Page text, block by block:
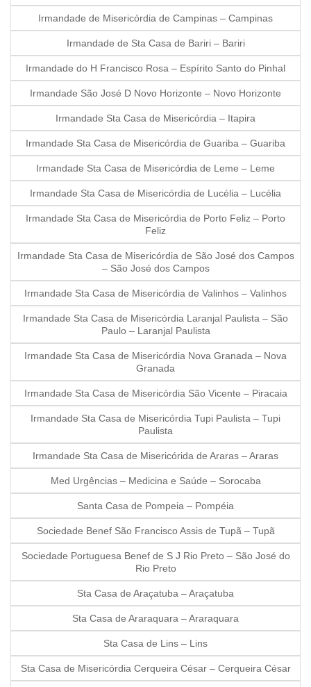
Irmandade de Misericórdia de Campinas – Campinas
Irmandade de Sta Casa de Bariri – Bariri
Irmandade do H Francisco Rosa – Espírito Santo do Pinhal
Irmandade São José D Novo Horizonte – Novo Horizonte
Irmandade Sta Casa de Misericórdia – Itapira
Irmandade Sta Casa de Misericórdia de Guariba – Guariba
Irmandade Sta Casa de Misericórdia de Leme – Leme
Irmandade Sta Casa de Misericórdia de Lucélia – Lucélia
Irmandade Sta Casa de Misericórdia de Porto Feliz – Porto
Feliz
Irmandade Sta Casa de Misericórdia de São José dos Campos
– São José dos Campos
Irmandade Sta Casa de Misericórdia de Valinhos – Valinhos
Irmandade Sta Casa de Misericórdia Laranjal Paulista – São
Paulo – Laranjal Paulista
Irmandade Sta Casa de Misericórdia Nova Granada – Nova
Granada
Irmandade Sta Casa de Misericórdia São Vicente – Piracaia
Irmandade Sta Casa de Misericórdia Tupi Paulista – Tupi
Paulista
Irmandade Sta Casa de Misericórida de Araras – Araras
Med Urgências – Medicina e Saúde – Sorocaba
Santa Casa de Pompeia – Pompéia
Sociedade Benef São Francisco Assis de Tupã – Tupã
Sociedade Portuguesa Benef de S J Rio Preto – São José do
Rio Preto
Sta Casa de Araçatuba – Araçatuba
Sta Casa de Araraquara – Araraquara
Sta Casa de Lins – Lins
Sta Casa de Misericórdia Cerqueira César – Cerqueira César